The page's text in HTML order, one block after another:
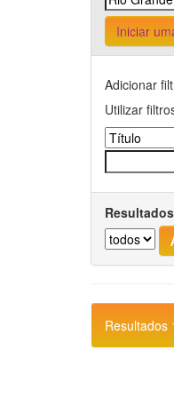
Iniciar
Adicionar
Utilizar
Resultados